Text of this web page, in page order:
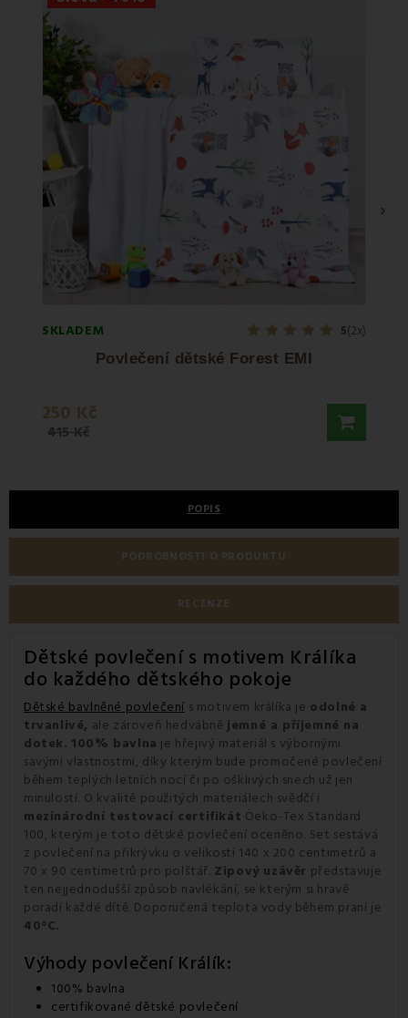
SKLADEM 5(2x)
Povlečení dětské Forest EMI
250 Kč
415 Kč
›
POPIS
PODROBNOSTI O PRODUKTU
RECENZE
Dětské povlečení s motivem Králíka
do každého dětského pokoje
Dětské bavlněné povlečení s motivem králíka je odolné a
trvanlivé, ale zároveň hedvábně jemné a příjemné na
dotek. 100% bavlna je hřejivý materiál s výbornými
savými vlastnostmi, díky kterým bude promočené povlečení
během teplých letních nocí či po ošklivých snech už jen
minulostí. O kvalitě použitých materiálech svědčí i
mezinárodní testovací certifikát Öeko-Tex Standard
100, kterým je toto dětské povlečení oceněno. Set sestává
z povlečení na přikrývku o velikosti 140 x 200 centimetrů a
70 x 90 centimetrů pro polštář. Zipový uzávěr představuje
ten nejjednodušší způsob navlékání, se kterým si hravě
poradí každé dítě. Doporučená teplota vody během praní je
40°C.
Výhody povlečení Králík:
100% bavlna
certifikované dětské povlečení